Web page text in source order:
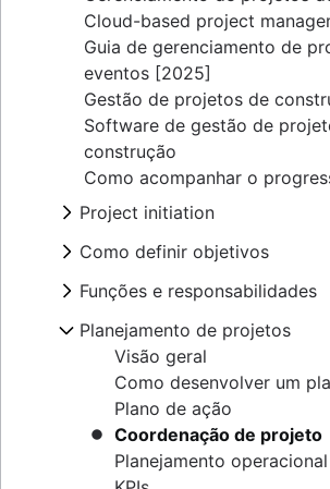
Cloud-based project
Guia de gerenciamento de
eventos [2025]
Gestão de projetos de
Software de gestão de
construção
Como acompanhar o
Project initiation
What is project initiation?
Reunião de lançamento
Objetivos do projeto
Entregas do projeto
Critérios de aceitação
Mapeamento de partes
definição, benefícios e
Escopo do projeto
Restrição tripla
Como definir objetivos
Criando a visão e a missão
Tipos de metas
Teoria de definição de
Exemplos de OKR
Exemplos de objetivos do
Análise de custo-benefício
Tela de modelo de
Funções e responsabilidades
Gerente de projeto
Líder do projeto
Patrocinador do projeto
Proprietário do projeto
Equipes de projeto
Gráfico RACI
Planejamento de projetos
Visão geral
Como desenvolver um
Plano de ação
Coordenação de projeto
Planejamento operacional